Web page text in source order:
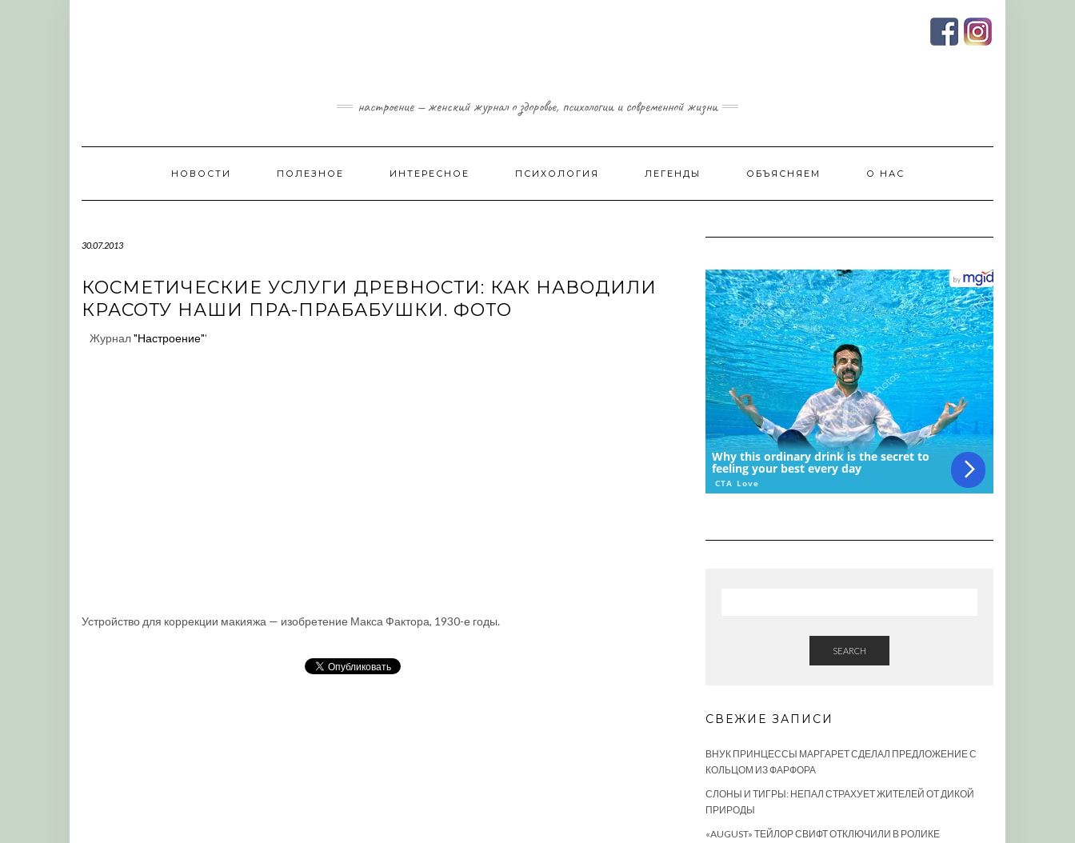
настроение — женский журнал о здоровье, психологии и современной жизни
НОВОСТИ ПОЛЕЗНОЕ ИНТЕРЕСНОЕ ПСИХОЛОГИЯ ЛЕГЕНДЫ ОБЪЯСНЯЕМ О НАС
30.07.2013
КОСМЕТИЧЕСКИЕ УСЛУГИ ДРЕВНОСТИ: КАК НАВОДИЛИ
КРАСОТУ НАШИ ПРА-ПРАБАБУШКИ. ФОТО
Журнал"Настроение"'
Устройство для коррекции макияжа — изобретение Макса Фактора, 1930-е годы.
SEARCH
СВЕЖИЕ ЗАПИСИ
ВНУК ПРИНЦЕССЫ МАРГАРЕТ СДЕЛАЛ ПРЕДЛОЖЕНИЕ С
КОЛЬЦОМ ИЗ ФАРФОРА
СЛОНЫ И ТИГРЫ: НЕПАЛ СТРАХУЕТ ЖИТЕЛЕЙ ОТ ДИКОЙ
ПРИРОДЫ
«AUGUST» ТЕЙЛОР СВИФТ ОТКЛЮЧИЛИ В РОЛИКЕ